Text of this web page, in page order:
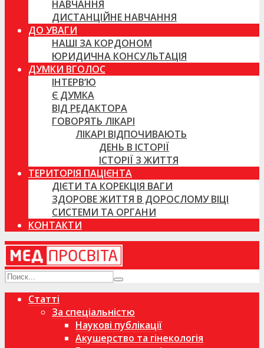
НАВЧАННЯ
ДИСТАНЦІЙНЕ НАВЧАННЯ
ДО УВАГИ
НАШІ ЗА КОРДОНОМ
ЮРИДИЧНА КОНСУЛЬТАЦІЯ
ДУМКИ ВГОЛОС
ІНТЕРВ’Ю
Є ДУМКА
ВІД РЕДАКТОРА
ГОВОРЯТЬ ЛІКАРІ
ЛІКАРІ ВІДПОЧИВАЮТЬ
ДЕНЬ В ІСТОРІЇ
ІСТОРІЇ З ЖИТТЯ
ТЕРИТОРІЯ ПАЦІЄНТА
ДІЄТИ ТА КОРЕКЦІЯ ВАГИ
ЗДОРОВЕ ЖИТТЯ В ДОРОСЛОМУ ВІЦІ
СИСТЕМИ ТА ОРГАНИ
КОНТАКТИ
Статті
За спеціальністю
Наукові публікації
Акушерство та гінекологія